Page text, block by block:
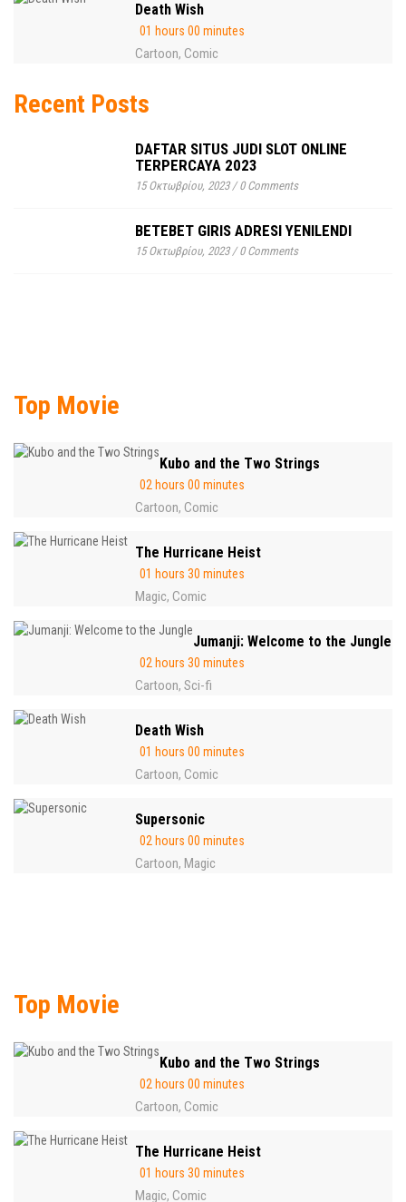
Death Wish
01 hours 00 minutes
Cartoon, Comic
Recent Posts
DAFTAR SITUS JUDI SLOT ONLINE
TERPERCAYA 2023
15 Οκτωβρίου, 2023/0 Comments
BETEBET GIRIS ADRESI YENILENDI
15 Οκτωβρίου, 2023/0 Comments
Top Movie
Kubo and the Two Strings
02 hours 00 minutes
Cartoon, Comic
The Hurricane Heist
01 hours 30 minutes
Magic, Comic
Jumanji: Welcome to the Jungle
02 hours 30 minutes
Cartoon, Sci-fi
Death Wish
01 hours 00 minutes
Cartoon, Comic
Supersonic
02 hours 00 minutes
Cartoon, Magic
Top Movie
Kubo and the Two Strings
02 hours 00 minutes
Cartoon, Comic
The Hurricane Heist
01 hours 30 minutes
Magic, Comic